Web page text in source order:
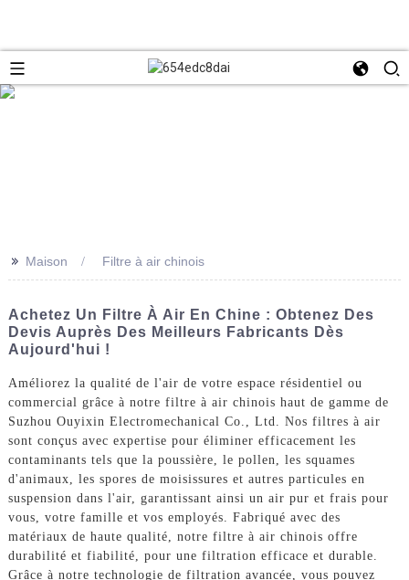
>> Maison Filtre à air chinois
Achetez Un Filtre À Air En Chine : Obtenez Des
Devis Auprès Des Meilleurs Fabricants Dès
Aujourd'hui !
Améliorez la qualité de l'air de votre espace résidentiel ou
commercial grâce à notre filtre à air chinois haut de gamme de
Suzhou Ouyixin Electromechanical Co., Ltd. Nos filtres à air
sont conçus avec expertise pour éliminer efficacement les
contaminants tels que la poussière, le pollen, les squames
d'animaux, les spores de moisissures et autres particules en
suspension dans l'air, garantissant ainsi un air pur et frais pour
vous, votre famille et vos employés. Fabriqué avec des
matériaux de haute qualité, notre filtre à air chinois offre
durabilité et fiabilité, pour une filtration efficace et durable.
Grâce à notre technologie de filtration avancée, vous pouvez